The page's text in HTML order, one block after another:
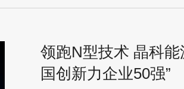
领跑N型技术 晶科能
国创新力企业50强”